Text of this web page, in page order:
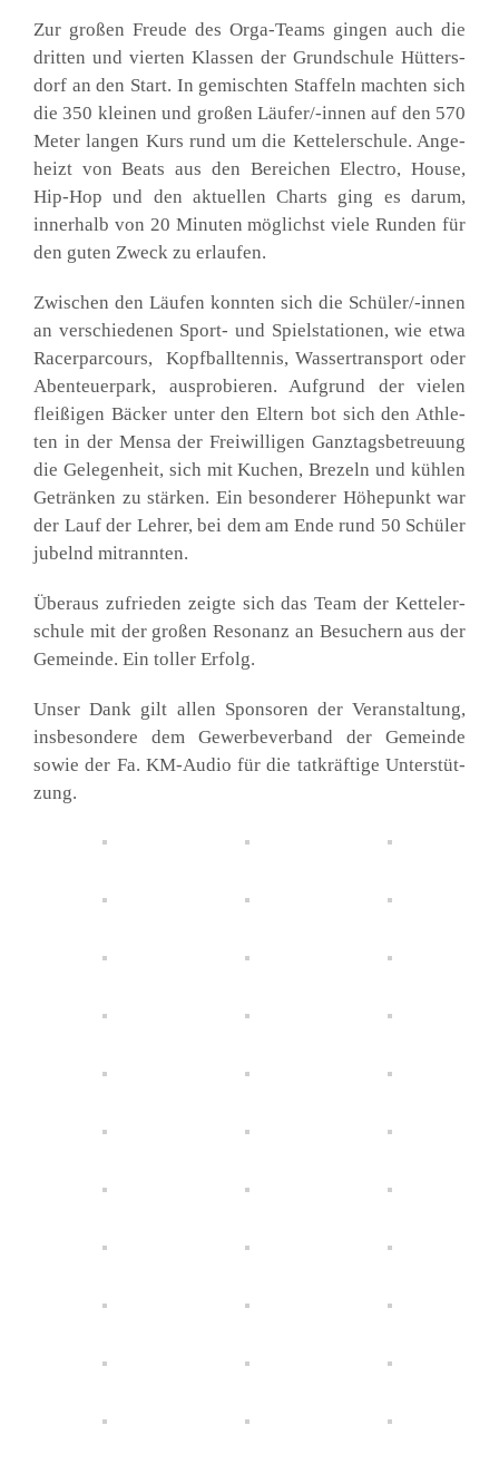
Zur gro­ßen Freu­de des Orga-Teams gin­gen auch die
drit­ten und vier­ten Klas­sen der Grund­schu­le Hüt­ters­
dorf an den Start. In gemisch­ten Staf­feln mach­ten sich
die 350 klei­nen und gro­ßen Läu­fer/-innen auf den 570
Meter lan­gen Kurs rund um die Ket­tel­er­schu­le. Ange­
heizt von Beats aus den Berei­chen Elec­t­ro, House,
Hip-Hop und den aktu­el­len Charts ging es dar­um,
inner­halb von 20 Minu­ten mög­lichst vie­le Run­den für
den guten Zweck zu erlau­fen.
Zwi­schen den Läu­fen konn­ten sich die Schü­ler/-innen
an ver­schie­de­nen Sport- und Spiel­sta­tio­nen, wie etwa
Racer­par­cours, Kopf­ball­ten­nis, Was­ser­trans­port oder
Aben­teu­er­park, aus­pro­bie­ren. Auf­grund der vie­len
flei­ßi­gen Bäcker unter den Eltern bot sich den Ath­le­
ten in der Men­sa der Frei­wil­li­gen Ganz­tags­be­treu­ung
die Gele­gen­heit, sich mit Kuchen, Bre­zeln und küh­len
Geträn­ken zu stär­ken. Ein beson­de­rer Höhe­punkt war
der Lauf der Leh­rer, bei dem am Ende rund 50 Schü­ler
jubelnd mitrann­ten.
Über­aus zufrie­den zeig­te sich das Team der Ket­tel­er­
schu­le mit der gro­ßen Reso­nanz an Besu­chern aus der
Gemein­de. Ein tol­ler Erfolg.
Unser Dank gilt allen Spon­so­ren der Ver­an­stal­tung,
ins­be­son­de­re dem Gewer­be­ver­band der Gemein­de
sowie der Fa. KM-Audio für die tat­kräf­ti­ge Unter­stüt­
zung.